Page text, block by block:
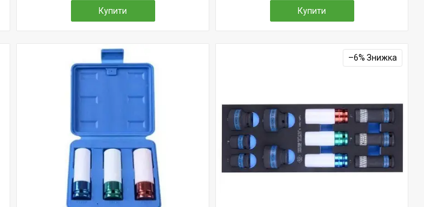
Купити Купити
–6%